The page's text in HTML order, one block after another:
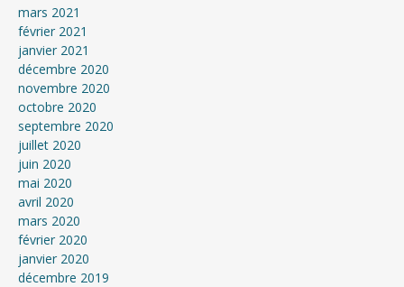
mars 2021
février 2021
janvier 2021
décembre 2020
novembre 2020
octobre 2020
septembre 2020
juillet 2020
juin 2020
mai 2020
avril 2020
mars 2020
février 2020
janvier 2020
décembre 2019